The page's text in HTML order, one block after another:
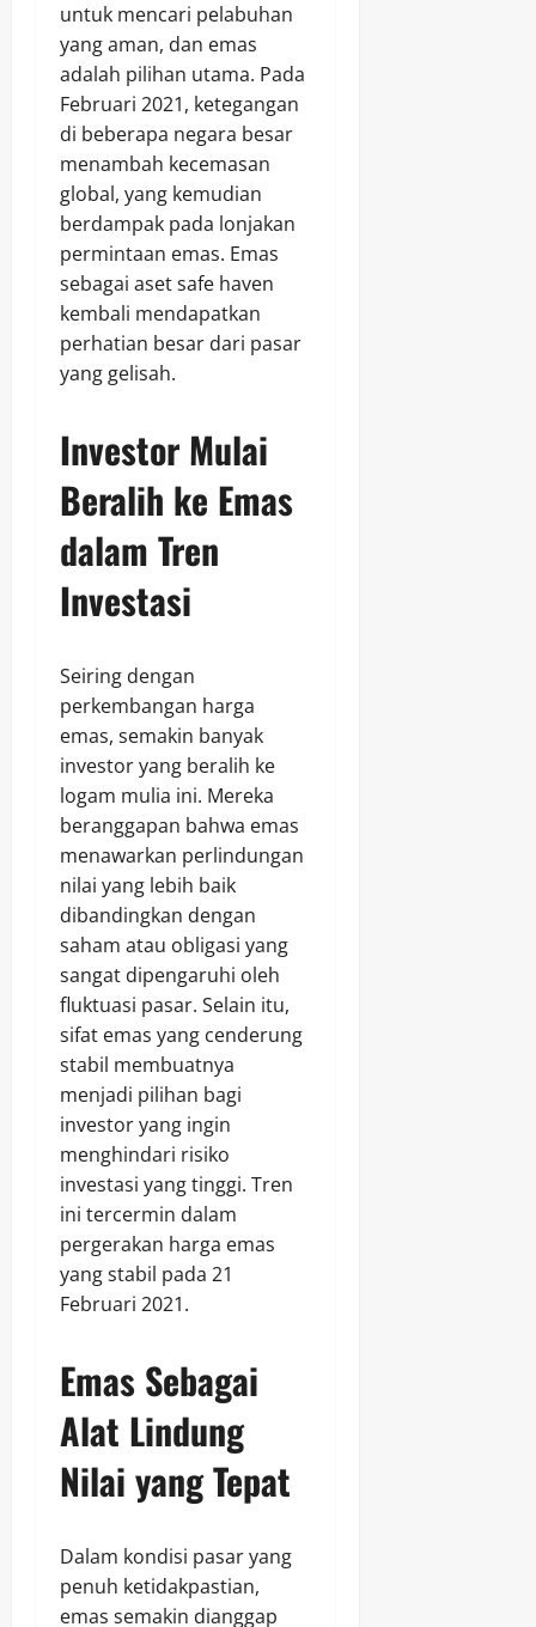
untuk mencari pelabuhan
yang aman, dan emas
adalah pilihan utama. Pada
Februari 2021, ketegangan
di beberapa negara besar
menambah kecemasan
global, yang kemudian
berdampak pada lonjakan
permintaan emas. Emas
sebagai aset safe haven
kembali mendapatkan
perhatian besar dari pasar
yang gelisah.
Investor Mulai
Beralih ke Emas
dalam Tren
Investasi
Seiring dengan
perkembangan harga
emas, semakin banyak
investor yang beralih ke
logam mulia ini. Mereka
beranggapan bahwa emas
menawarkan perlindungan
nilai yang lebih baik
dibandingkan dengan
saham atau obligasi yang
sangat dipengaruhi oleh
fluktuasi pasar. Selain itu,
sifat emas yang cenderung
stabil membuatnya
menjadi pilihan bagi
investor yang ingin
menghindari risiko
investasi yang tinggi. Tren
ini tercermin dalam
pergerakan harga emas
yang stabil pada 21
Februari 2021.
Emas Sebagai
Alat Lindung
Nilai yang Tepat
Dalam kondisi pasar yang
penuh ketidakpastian,
emas semakin dianggap